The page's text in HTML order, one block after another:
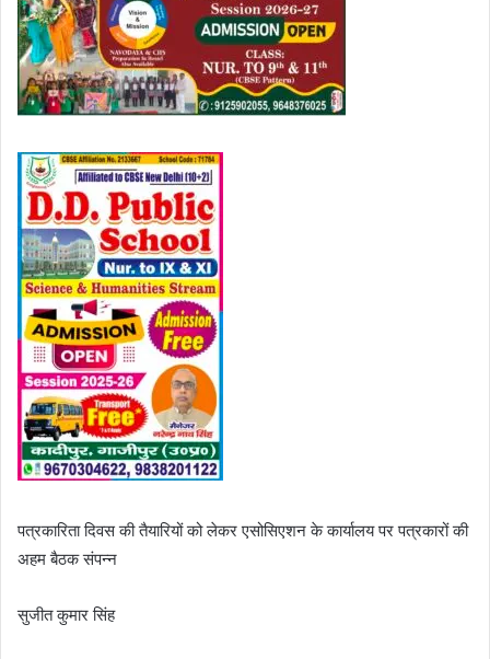
पत्रकारिता दिवस की तैयारियों को लेकर एसोसिएशन के कार्यालय पर पत्रकारों की
अहम बैठक संपन्न
सुजीत कुमार सिंह